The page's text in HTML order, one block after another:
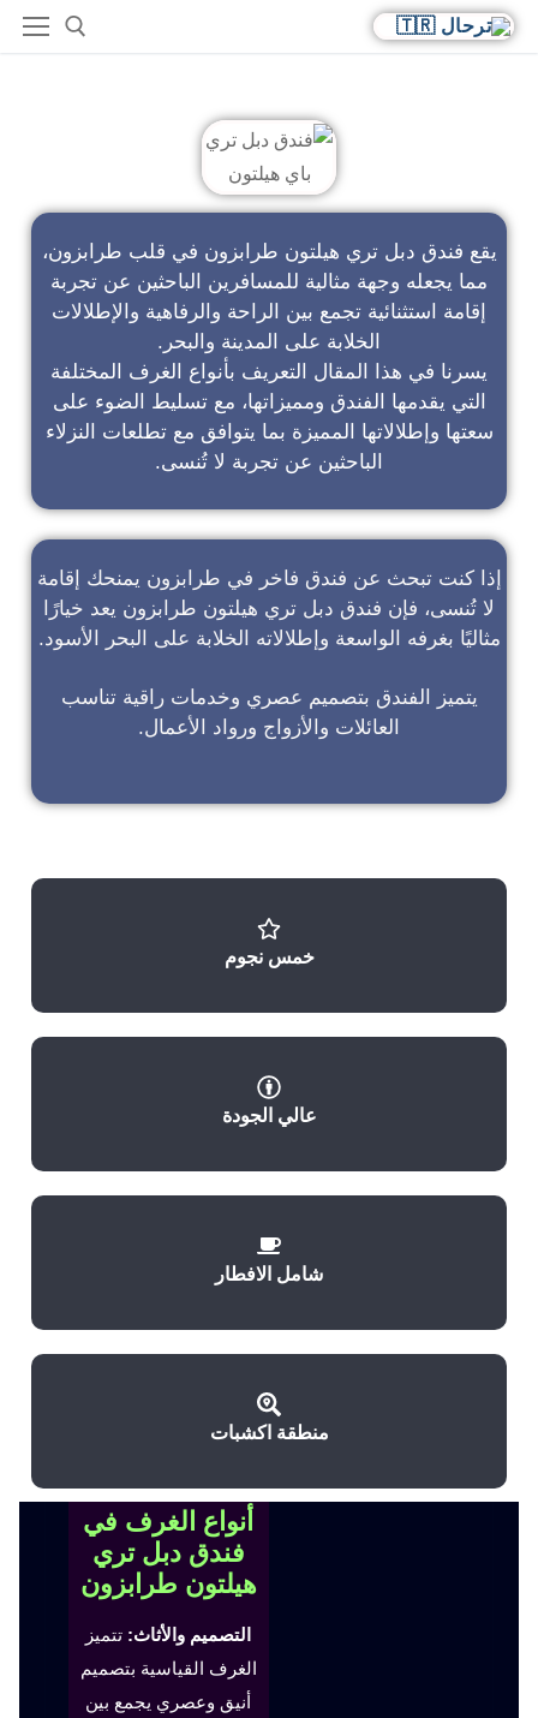
يقع فندق دبل تري هيلتون طرابزون في قلب طرابزون،
مما يجعله وجهة مثالية للمسافرين الباحثين عن تجربة
إقامة استثنائية تجمع بين الراحة والرفاهية والإطلالات
الخلابة على المدينة والبحر.
يسرنا في هذا المقال التعريف بأنواع الغرف المختلفة
التي يقدمها الفندق ومميزاتها، مع تسليط الضوء على
سعتها وإطلالاتها المميزة بما يتوافق مع تطلعات النزلاء
الباحثين عن تجربة لا تُنسى.
إذا كنت تبحث عن فندق فاخر في طرابزون يمنحك إقامة
لا تُنسى، فإن فندق دبل تري هيلتون طرابزون يعد خيارًا
مثاليًا بغرفه الواسعة وإطلالاته الخلابة على البحر الأسود.
يتميز الفندق بتصميم عصري وخدمات راقية تناسب
العائلات والأزواج ورواد الأعمال.
خمس نجوم
عالي الجودة
شامل الافطار
منطقة اكشبات
أنواع الغرف في
فندق دبل تري
هيلتون طرابزون
التصميم والأثاث: تتميز
الغرف القياسية بتصميم
أنيق وعصري يجمع بين